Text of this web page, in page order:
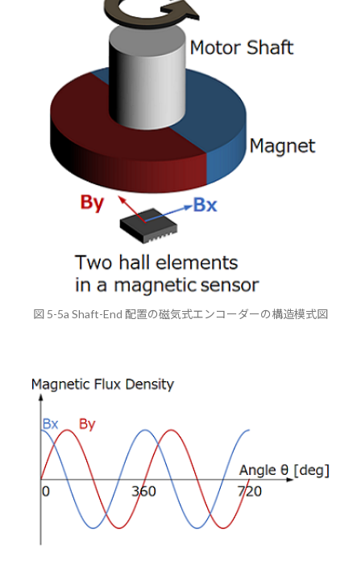
図 5-5a Shaft-End 配置の磁気式エンコーダーの構造模式図